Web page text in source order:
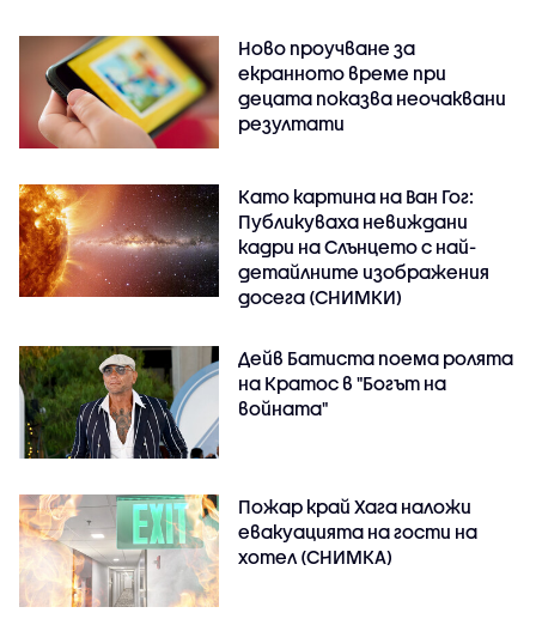
Ново проучване за
екранното време при
децата показва неочаквани
резултати
Като картина на Ван Гог:
Публикуваха невиждани
кадри на Слънцето с най-
детайлните изображения
досега (СНИМКИ)
Дейв Батиста поема ролята
на Кратос в "Богът на
войната"
Пожар край Хага наложи
евакуацията на гости на
хотел (СНИМКА)